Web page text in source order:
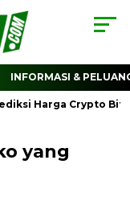
INFORMASI &
Crypto Bitcoin:
yang